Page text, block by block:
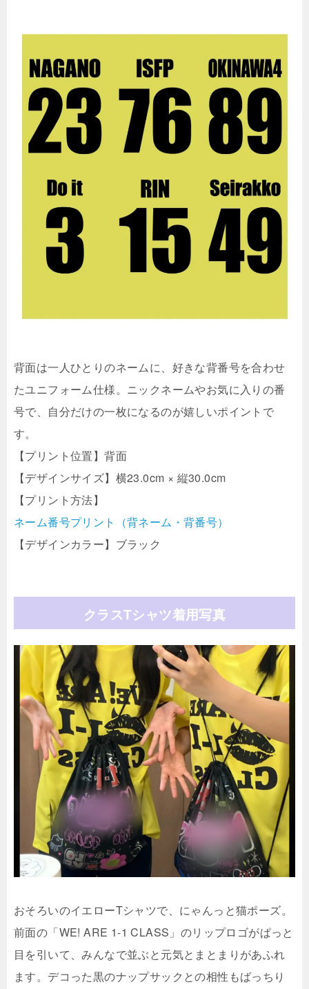
背面は一人ひとりのネームに、好きな背番号を合わせ
たユニフォーム仕様。ニックネームやお気に入りの番
号で、自分だけの一枚になるのが嬉しいポイントで
す。
【プリント位置】背面
【デザインサイズ】横23.0cm × 縦30.0cm
【プリント方法】
ネーム番号プリント（背ネーム・背番号）
【デザインカラー】ブラック
クラスTシャツ着用写真
おそろいのイエローTシャツで、にゃんっと猫ポーズ。
前面の「WE! ARE 1-1 CLASS」のリップロゴがぱっと
目を引いて、みんなで並ぶと元気とまとまりがあふれ
ます。デコった黒のナップサックとの相性もばっちり